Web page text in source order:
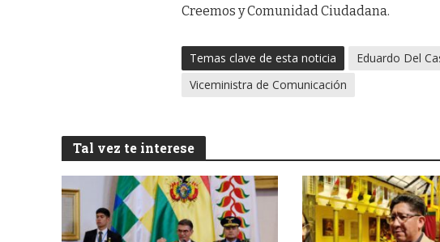
Creemos y Comunidad Ciudadana.
Temas clave de esta noticia Eduardo Del
Viceministra de Comunicación
Tal vez te interese